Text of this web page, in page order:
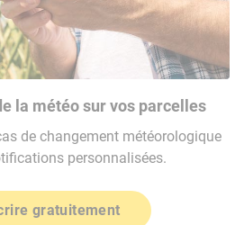
la météo sur vos parcelles
de changement météorologique
personnalisées.
gratuitement